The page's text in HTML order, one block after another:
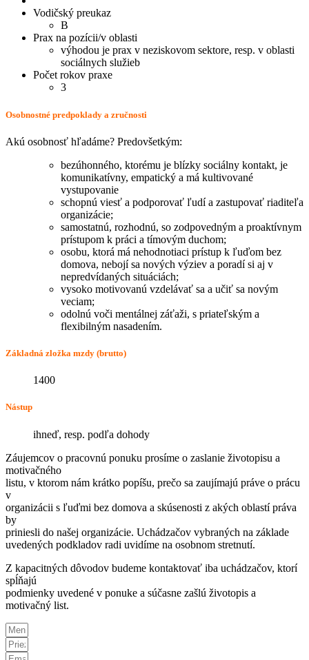
Vodičský preukaz
B
Prax na pozícii/v oblasti
výhodou je prax v neziskovom sektore, resp. v oblasti
sociálnych služieb
Počet rokov praxe
3
Osobnostné predpoklady a zručnosti
Akú osobnosť hľadáme? Predovšetkým:
bezúhonného, ktorému je blízky sociálny kontakt, je
komunikatívny, empatický a má kultivované
vystupovanie
schopnú viesť a podporovať ľudí a zastupovať riaditeľa
organizácie;
samostatnú, rozhodnú, so zodpovedným a proaktívnym
prístupom k práci a tímovým duchom;
osobu, ktorá má nehodnotiaci prístup k ľuďom bez
domova, nebojí sa nových výziev a poradí si aj v
nepredvídaných situáciách;
vysoko motivovanú vzdelávať sa a učiť sa novým
veciam;
odolnú voči mentálnej záťaži, s priateľským a
flexibilným nasadením.
Základná zložka mzdy (brutto)
1400
Nástup
ihneď, resp. podľa dohody
Záujemcov o pracovnú ponuku prosíme o zaslanie životopisu a
motivačného
listu, v ktorom nám krátko popíšu, prečo sa zaujímajú práve o prácu
v
organizácii s ľuďmi bez domova a skúsenosti z akých oblastí práva
by
priniesli do našej organizácie. Uchádzačov vybraných na základe
uvedených podkladov radi uvidíme na osobnom stretnutí.
Z kapacitných dôvodov budeme kontaktovať iba uchádzačov, ktorí
spĺňajú
podmienky uvedené v ponuke a súčasne zašlú životopis a
motivačný list.